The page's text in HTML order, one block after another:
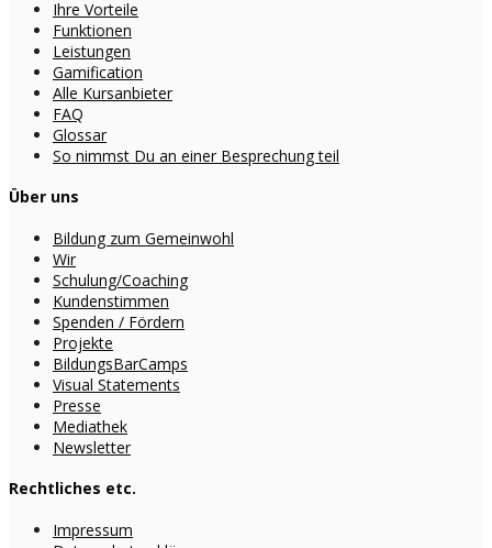
Ihre Vorteile
Funktionen
Leistungen
Gamification
Alle Kursanbieter
FAQ
Glossar
So nimmst Du an einer Besprechung teil
Über uns
Bildung zum Gemeinwohl
Wir
Schulung/Coaching
Kundenstimmen
Spenden / Fördern
Projekte
BildungsBarCamps
Visual Statements
Presse
Mediathek
Newsletter
Rechtliches etc.
Impressum